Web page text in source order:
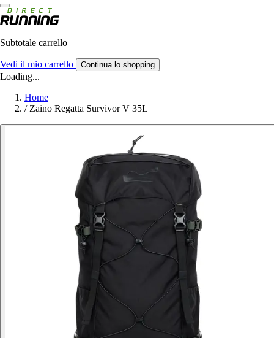
Subtotale carrello
Vedi il mio carrello Continua lo shopping
Loading...
Home
/ Zaino Regatta Survivor V 35L